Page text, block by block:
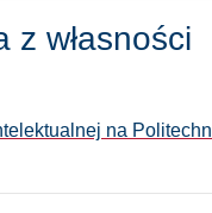
z własności
na